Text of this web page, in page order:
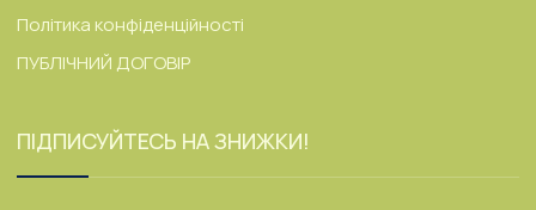
Політика конфіденційності
ПУБЛІЧНИЙ ДОГОВІР
ПІДПИСУЙТЕСЬ НА ЗНИЖКИ!